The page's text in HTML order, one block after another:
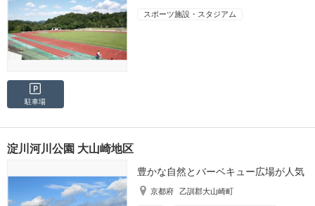
スポーツ施設・スタジアム
駐車場
淀川河川公園 大山崎地区
豊かな自然とバーベキュー広場が人気
京都府 乙訓郡大山崎町